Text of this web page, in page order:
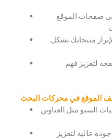
صفحات الموقع
منتجاتك بشكل
لتعزيز فهم
الموقع في محركات البحث
السيو مثل العناوين
عالية لتعزيز